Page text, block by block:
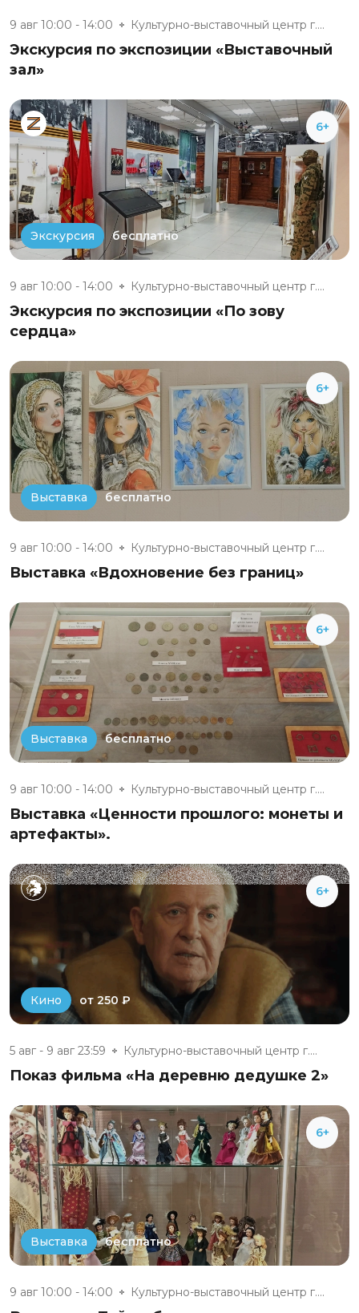
9 авг 10:00 - 14:00 Культурно-выставочный центр г....
Экскурсия по экспозиции «Выставочный
зал»
6+
Экскурсия бесплатно
9 авг 10:00 - 14:00 Культурно-выставочный центр г....
Экскурсия по экспозиции «По зову
сердца»
6+
Выставка бесплатно
9 авг 10:00 - 14:00 Культурно-выставочный центр г....
Выставка «Вдохновение без границ»
6+
Выставка бесплатно
9 авг 10:00 - 14:00 Культурно-выставочный центр г....
Выставка «Ценности прошлого: монеты и
артефакты».
6+
Кино от 250 ₽
5 авг - 9 авг 23:59 Культурно-выставочный центр г....
Показ фильма «На деревню дедушке 2»
6+
Выставка бесплатно
9 авг 10:00 - 14:00 Культурно-выставочный центр г....